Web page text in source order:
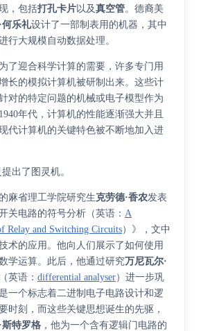
，包括打孔卡片以及真空管。德裔美
何乐礼设计了一部制表用的机器，其中
行大规模自动数据处理。
了迎合科学计算的需要，许多专门用
长的模拟计算机被研制出来。这些计
对的特定问题的机械或电子模型作为
年代，计算机的性能逐渐强大并且
代计算机的关键特色被不断地加入进
出了图灵机。
麻省理工学院研究生克劳德·香农发表
关电路的符号分析 （英语 ： A
Relay and Switching Circuits） 》，文中
术的应用。他向人们展示了如何使用
学运算。此后，他通过研究万尼瓦尔·
（英语 ： differential analyser） 进一步巩
一个标志着二进制电子电路设计和逻
时刻，而这些关键思想诞生的先驱，
斯特罗格 ，他为一个含有逻辑门电路的